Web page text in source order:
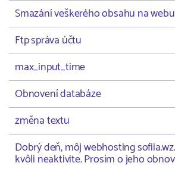
Smazání veškerého obsahu na webu
Ftp správa účtu
max_input_time
Obnovení databáze
změna textu
Dobrý deň, môj webhosting
kvôli neaktivite. Prosím o jeho